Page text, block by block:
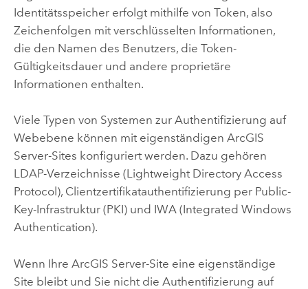
Identitätsspeicher erfolgt mithilfe von Token, also
Zeichenfolgen mit verschlüsselten Informationen,
die den Namen des Benutzers, die Token-
Gültigkeitsdauer und andere proprietäre
Informationen enthalten.
Viele Typen von Systemen zur Authentifizierung auf
Webebene können mit eigenständigen ArcGIS
Server-Sites konfiguriert werden. Dazu gehören
LDAP-Verzeichnisse (Lightweight Directory Access
Protocol), Clientzertifikatauthentifizierung per Public-
Key-Infrastruktur (PKI) und IWA (Integrated Windows
Authentication).
Wenn Ihre ArcGIS Server-Site eine eigenständige
Site bleibt und Sie nicht die Authentifizierung auf